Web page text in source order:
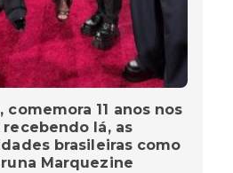
comemora 11 anos nos
recebendo lá, as
brasileiras como
Marquezine